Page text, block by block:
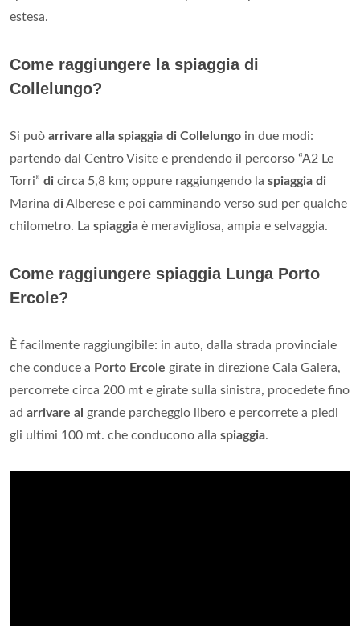
estesa.
Come raggiungere la spiaggia di
Collelungo?
Si può arrivare alla spiaggia di Collelungo in due modi:
partendo dal Centro Visite e prendendo il percorso “A2 Le
Torri” di circa 5,8 km; oppure raggiungendo la spiaggia di
Marina diAlberese e poi camminando verso sud per qualche
chilometro. La spiaggia è meravigliosa, ampia e selvaggia.
Come raggiungere spiaggia Lunga Porto
Ercole?
È facilmente raggiungibile: in auto, dalla strada provinciale
che conduce a Porto Ercole girate in direzione Cala Galera,
percorrete circa 200 mt e girate sulla sinistra, procedete fino
ad arrivare al grande parcheggio libero e percorrete a piedi
gli ultimi 100 mt. che conducono alla spiaggia.